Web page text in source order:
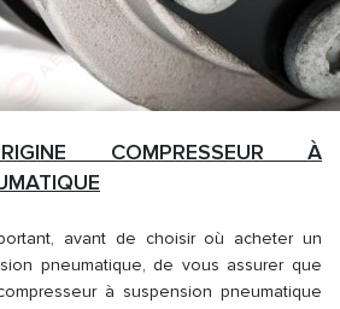
COMPRESSEUR À
avant de choisir où acheter un
pneumatique, de vous assurer que
à suspension pneumatique